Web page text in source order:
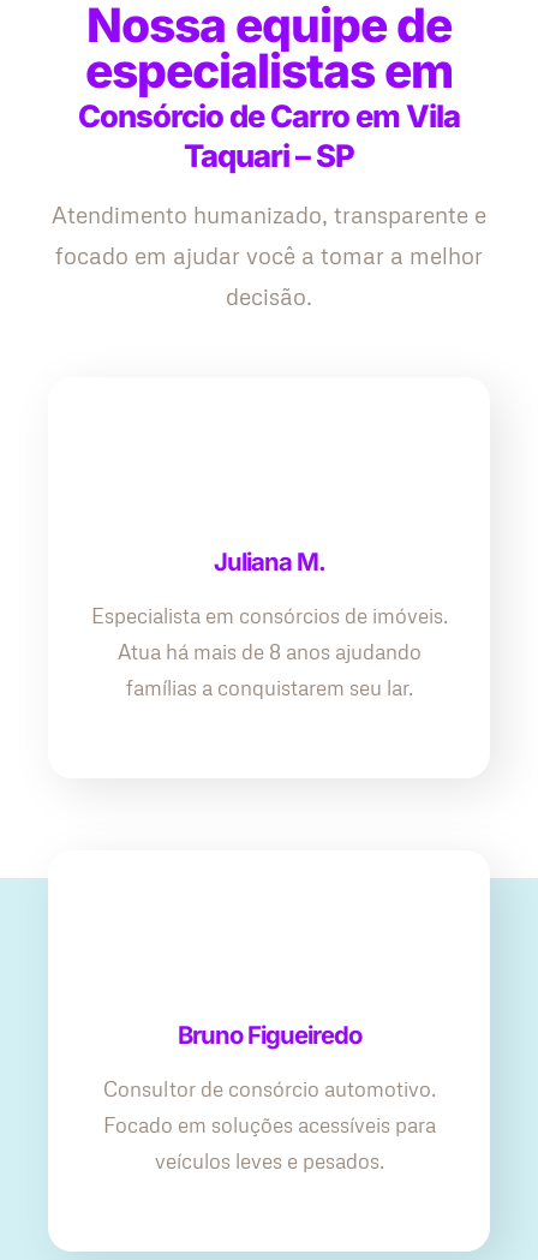
Nossa equipe de
especialistas em
Consórcio de Carro em Vila
Taquari – SP
Atendimento humanizado, transparente e
focado em ajudar você a tomar a melhor
decisão.
Juliana M.
Especialista em consórcios de imóveis.
Atua há mais de 8 anos ajudando
famílias a conquistarem seu lar.
Bruno Figueiredo
Consultor de consórcio automotivo.
Focado em soluções acessíveis para
veículos leves e pesados.